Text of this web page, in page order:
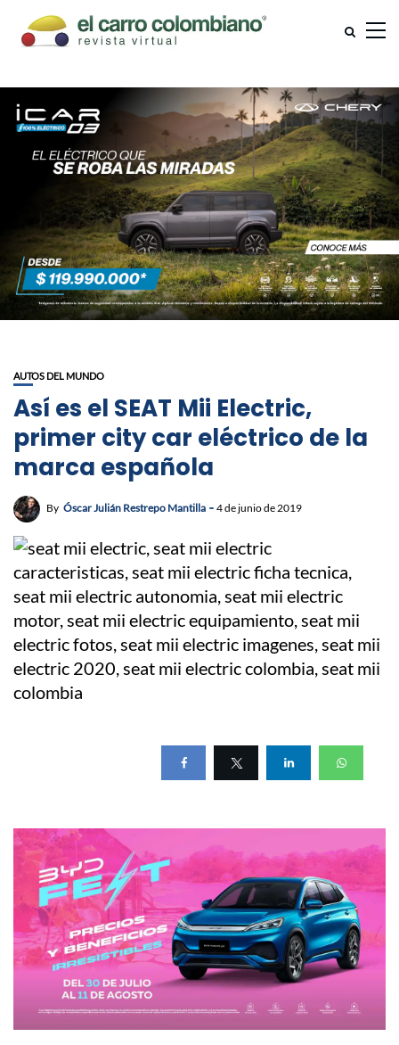
AUTOS DEL MUNDO
Así es el SEAT Mii Electric,
primer city car eléctrico de la
marca española
By Óscar Julián Restrepo Mantilla 4 de junio de 2019